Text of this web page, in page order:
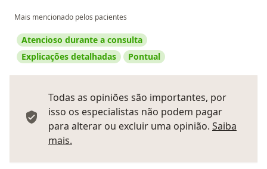
Mais mencionado pelos pacientes
Atencioso durante a consulta
Explicações detalhadas
Pontual
Todas as opiniões são importantes, por
isso os especialistas não podem pagar
para alterar ou excluir uma opinião. Saiba
mais.